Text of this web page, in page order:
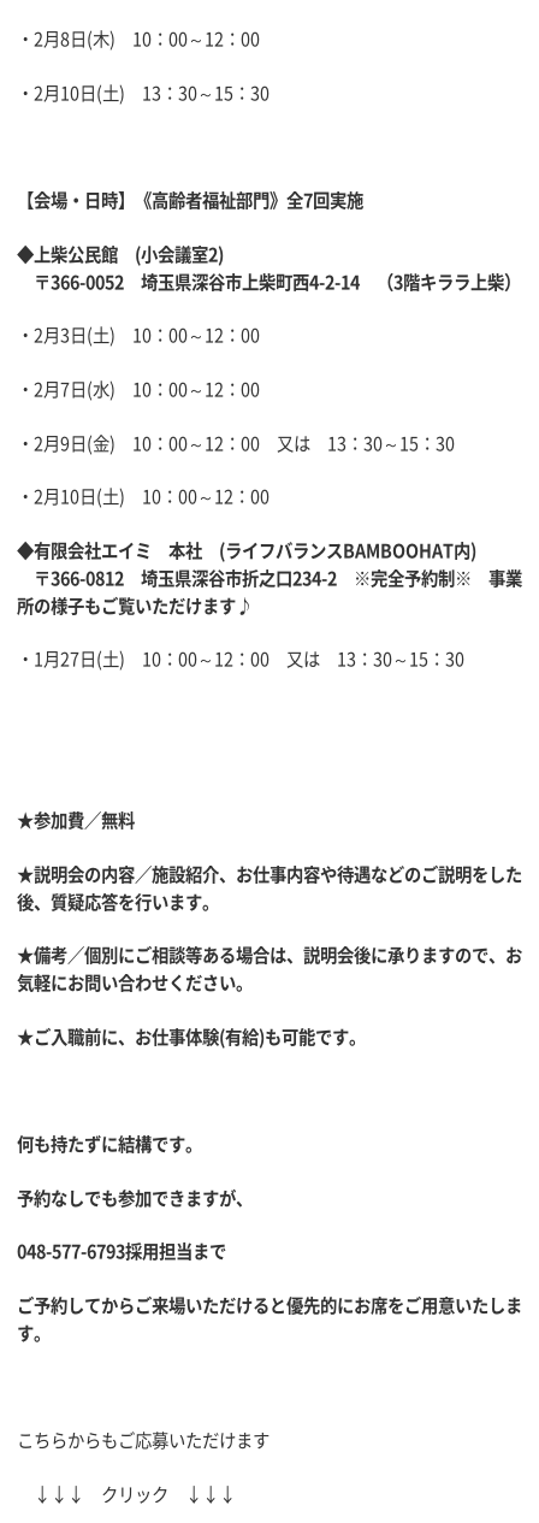
・2月8日(木) 10：00～12：00
・2月10日(土) 13：30～15：30
【会場・日時】《高齢者福祉部門》全7回実施
◆上柴公民館 (小会議室2)
〒366-0052 埼玉県深谷市上柴町西4-2-14 （3階キララ上柴）
・2月3日(土) 10：00～12：00
・2月7日(水) 10：00～12：00
・2月9日(金) 10：00～12：00 又は 13：30～15：30
・2月10日(土) 10：00～12：00
◆有限会社エイミ 本社 (ライフバランスBAMBOOHAT内)
〒366-0812 埼玉県深谷市折之口234-2 ※完全予約制※ 事業
所の様子もご覧いただけます♪
・1月27日(土) 10：00～12：00 又は 13：30～15：30
★参加費／無料
★説明会の内容／施設紹介、お仕事内容や待遇などのご説明をした
後、質疑応答を行います。
★備考／個別にご相談等ある場合は、説明会後に承りますので、お
気軽にお問い合わせください。
★ご入職前に、お仕事体験(有給)も可能です。
何も持たずに結構です。
予約なしでも参加できますが、
048-577-6793採用担当まで
ご予約してからご来場いただけると優先的にお席をご用意いたしま
す。
こちらからもご応募いただけます
↓↓↓ クリック ↓↓↓